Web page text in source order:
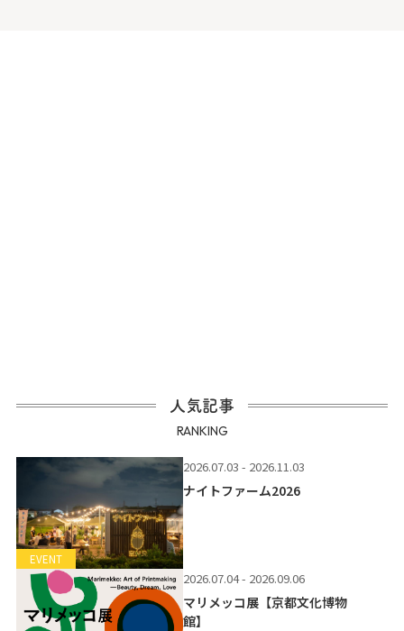
人気記事
RANKING
EVENT
2026.07.03 - 2026.11.03
ナイトファーム2026
2026.07.04 - 2026.09.06
マリメッコ展【京都文化博物
館】